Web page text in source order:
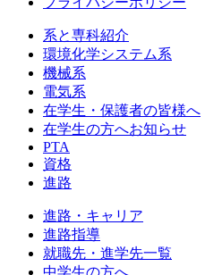
系と専科紹介
環境化学システム系
機械系
電気系
在学生・保護者の皆様へ
在学生の方へお知らせ
PTA
資格
進路
進路・キャリア
進路指導
就職先・進学先一覧